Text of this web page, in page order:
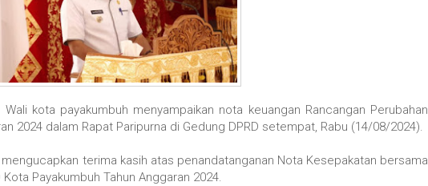
Wali kota payakumbuh menyampaikan nota keuangan Rancangan Perubahan
2024 dalam Rapat Paripurna di Gedung DPRD setempat, Rabu (14/08/2024).
mengucapkan terima kasih atas penandatanganan Nota Kesepakatan bersama
Payakumbuh Tahun Anggaran 2024.